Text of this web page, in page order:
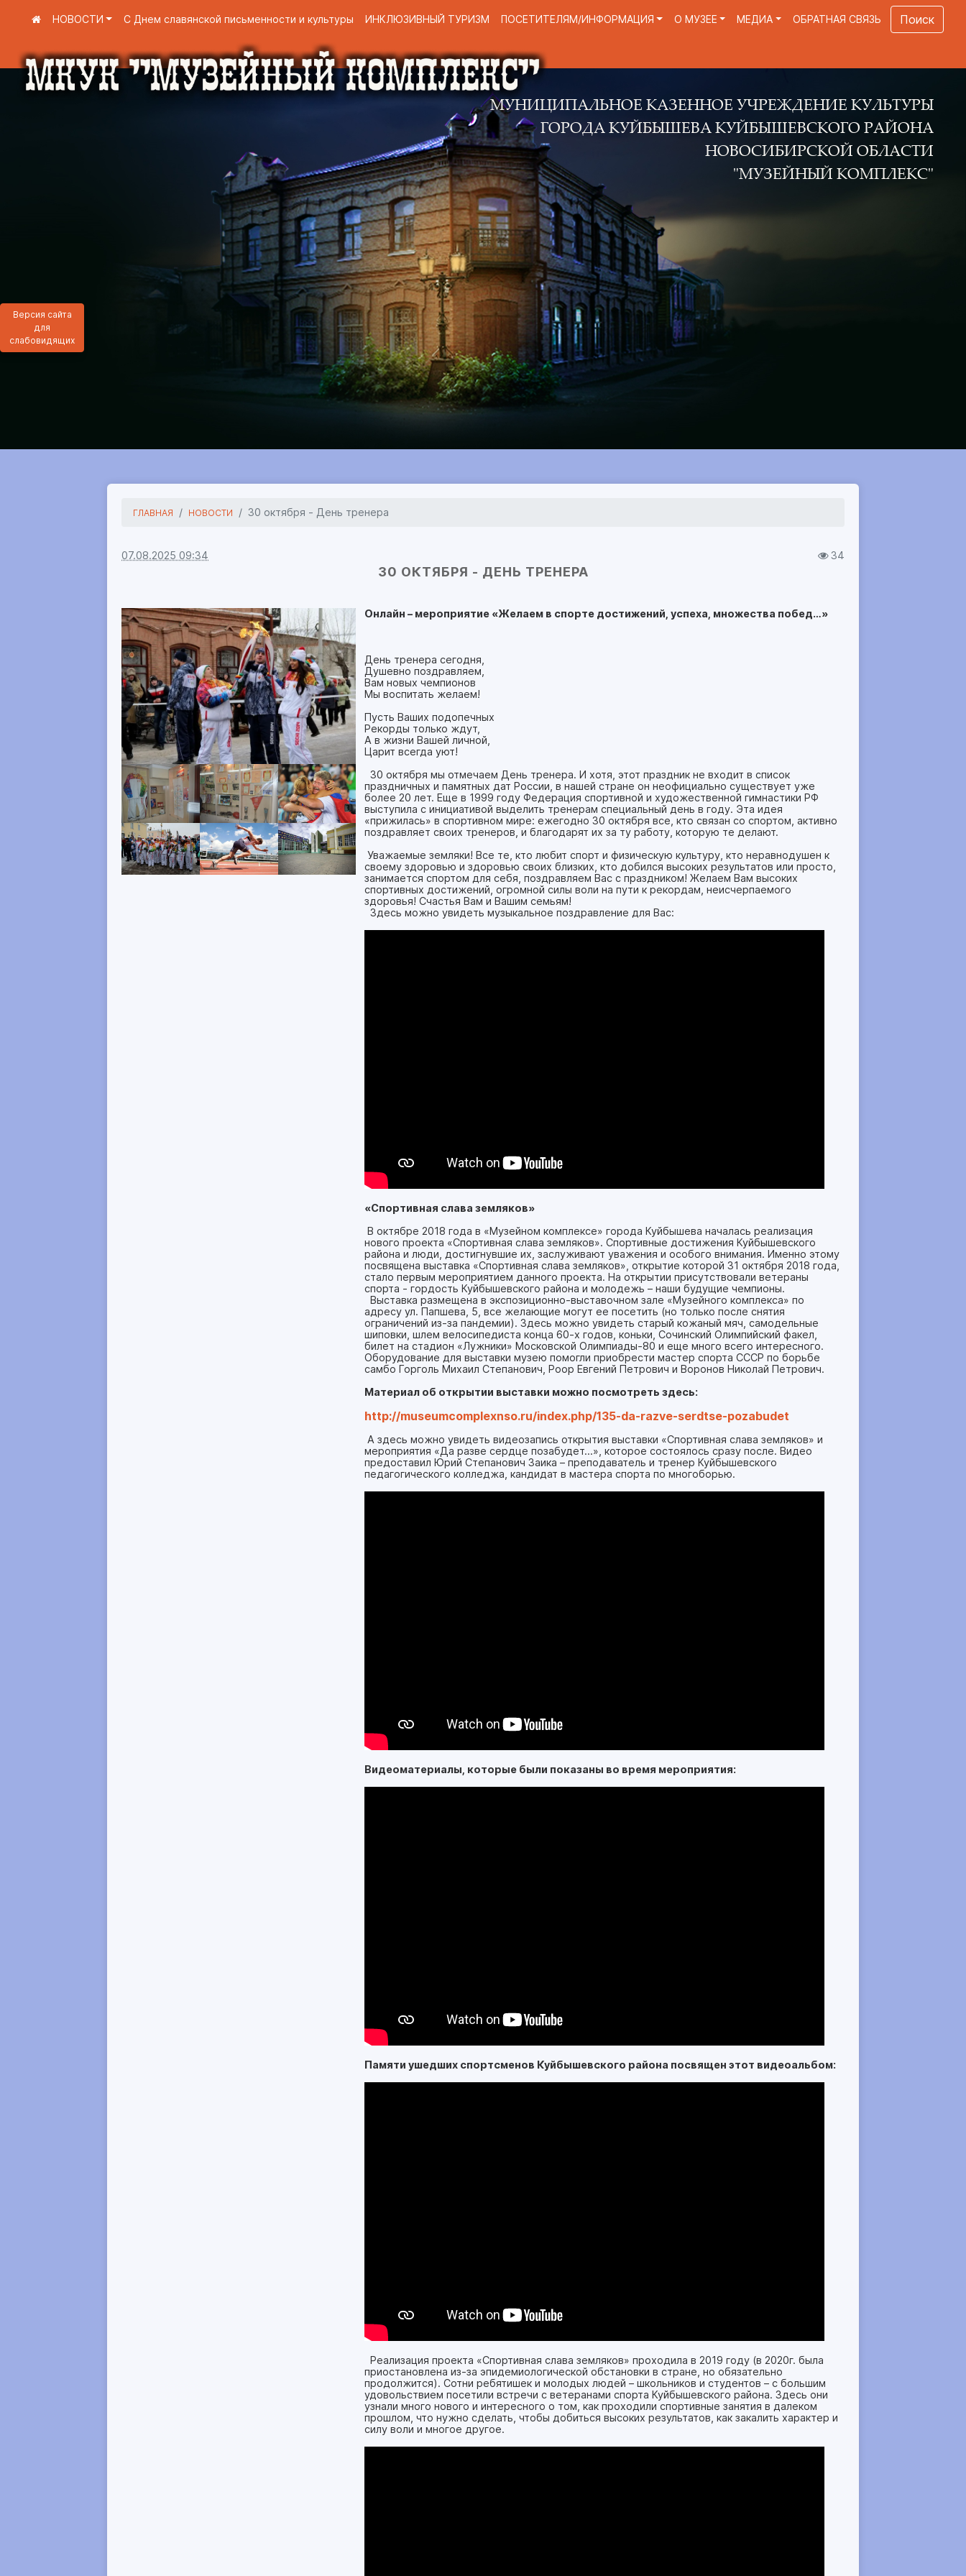
Версия сайта
для
слабовидящих
НОВОСТИ С Днем славянской письменности и культуры ИНКЛЮЗИВНЫЙ ТУРИЗМ ПОСЕТИТЕЛЯМ/ИНФОРМАЦИЯ О МУЗЕЕ МЕДИА ОБРАТНАЯ СВЯЗЬ Поиск
МУНИЦИПАЛЬНОЕ КАЗЕННОЕ УЧРЕЖДЕНИЕ КУЛЬТУРЫ
ГОРОДА КУЙБЫШЕВА КУЙБЫШЕВСКОГО РАЙОНА
НОВОСИБИРСКОЙ ОБЛАСТИ
"МУЗЕЙНЫЙ КОМПЛЕКС"
ГЛАВНАЯ НОВОСТИ 30 октября - День тренера
07.08.2025 09:34 34
30 ОКТЯБРЯ - ДЕНЬ ТРЕНЕРА
Онлайн – мероприятие «Желаем в спорте достижений, успеха, множества побед…»
День тренера сегодня,
Душевно поздравляем,
Вам новых чемпионов
Мы воспитать желаем!
Пусть Ваших подопечных
Рекорды только ждут,
А в жизни Вашей личной,
Царит всегда уют!
30 октября мы отмечаем День тренера. И хотя, этот праздник не входит в список
праздничных и памятных дат России, в нашей стране он неофициально существует уже
более 20 лет. Еще в 1999 году Федерация спортивной и художественной гимнастики РФ
выступила с инициативой выделить тренерам специальный день в году. Эта идея
«прижилась» в спортивном мире: ежегодно 30 октября все, кто связан со спортом, активно
поздравляет своих тренеров, и благодарят их за ту работу, которую те делают.
Уважаемые земляки! Все те, кто любит спорт и физическую культуру, кто неравнодушен к
своему здоровью и здоровью своих близких, кто добился высоких результатов или просто,
занимается спортом для себя, поздравляем Вас с праздником! Желаем Вам высоких
спортивных достижений, огромной силы воли на пути к рекордам, неисчерпаемого
здоровья! Счастья Вам и Вашим семьям!
Здесь можно увидеть музыкальное поздравление для Вас:
«Спортивная слава земляков»
В октябре 2018 года в «Музейном комплексе» города Куйбышева началась реализация
нового проекта «Спортивная слава земляков». Спортивные достижения Куйбышевского
района и люди, достигнувшие их, заслуживают уважения и особого внимания. Именно этому
посвящена выставка «Спортивная слава земляков», открытие которой 31 октября 2018 года,
стало первым мероприятием данного проекта. На открытии присутствовали ветераны
спорта - гордость Куйбышевского района и молодежь – наши будущие чемпионы.
Выставка размещена в экспозиционно-выставочном зале «Музейного комплекса» по
адресу ул. Папшева, 5, все желающие могут ее посетить (но только после снятия
ограничений из-за пандемии). Здесь можно увидеть старый кожаный мяч, самодельные
шиповки, шлем велосипедиста конца 60-х годов, коньки, Сочинский Олимпийский факел,
билет на стадион «Лужники» Московской Олимпиады-80 и еще много всего интересного.
Оборудование для выставки музею помогли приобрести мастер спорта СССР по борьбе
самбо Горголь Михаил Степанович, Роор Евгений Петрович и Воронов Николай Петрович.
Материал об открытии выставки можно посмотреть здесь:
http://museumcomplexnso.ru/index.php/135-da-razve-serdtse-pozabudet
А здесь можно увидеть видеозапись открытия выставки «Спортивная слава земляков» и
мероприятия «Да разве сердце позабудет…», которое состоялось сразу после. Видео
предоставил Юрий Степанович Заика – преподаватель и тренер Куйбышевского
педагогического колледжа, кандидат в мастера спорта по многоборью.
Видеоматериалы, которые были показаны во время мероприятия:
Памяти ушедших спортсменов Куйбышевского района посвящен этот видеоальбом:
Реализация проекта «Спортивная слава земляков» проходила в 2019 году (в 2020г. была
приостановлена из-за эпидемиологической обстановки в стране, но обязательно
продолжится). Сотни ребятишек и молодых людей – школьников и студентов – с большим
удовольствием посетили встречи с ветеранами спорта Куйбышевского района. Здесь они
узнали много нового и интересного о том, как проходили спортивные занятия в далеком
прошлом, что нужно сделать, чтобы добиться высоких результатов, как закалить характер и
силу воли и многое другое.